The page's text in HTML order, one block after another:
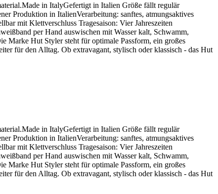
in ItalyGefertigt in Italien Größe fällt regulär
Produktion in ItalienVerarbeitung: sanftes, atmungsaktives
mit Klettverschluss Tragesaison: Vier Jahreszeiten
per Hand auswischen mit Wasser kalt, Schwamm,
Marke Hut Styler steht für optimale Passform, ein großes
für den Alltag. Ob extravagant, stylisch oder klassisch - das Hut
in ItalyGefertigt in Italien Größe fällt regulär
Produktion in ItalienVerarbeitung: sanftes, atmungsaktives
mit Klettverschluss Tragesaison: Vier Jahreszeiten
per Hand auswischen mit Wasser kalt, Schwamm,
Marke Hut Styler steht für optimale Passform, ein großes
für den Alltag. Ob extravagant, stylisch oder klassisch - das Hut